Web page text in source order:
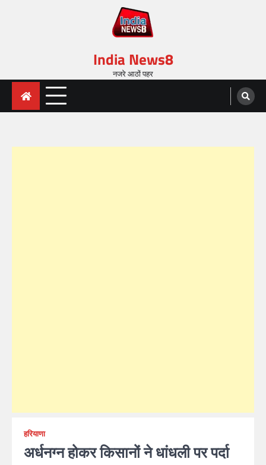
India News8
नजरे आठों पहर
हरियाणा
अर्धनग्न होकर किसानों ने धांधली पर पर्दा